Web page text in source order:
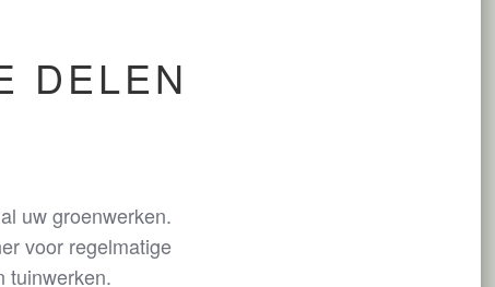
DELEN
uw groenwerken.
voor regelmatige
tuinwerken.